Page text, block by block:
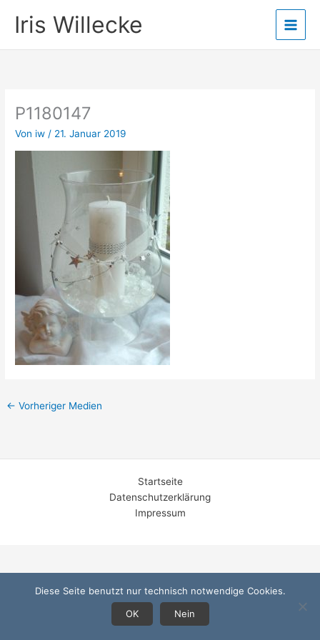
InhaltIris Willecke
P1180147
Von iw / 21. Januar 2019
← Vorheriger Medien
Startseite
Datenschutzerklärung
Impressum
Diese Seite benutzt nur technisch notwendige Cookies.
OK
Nein